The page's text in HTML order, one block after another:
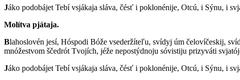
Jáko podobájet Tebí vsjákaja sláva, čésť i poklonénije, Otcú, i Sýnu, i
Molítva pjátaja.
Blahoslovén jesí, Hóspodi Bóže vsederžíteľu, svídyj úm čelovíčeskij,
mnóžestvom ščedrót Tvojích, jéže nepostýdnoju sóvistiju prizyváti
Jáko podobájet Tebí vsjákaja sláva, čésť i poklonénije, Otcú, i Sýnu, i